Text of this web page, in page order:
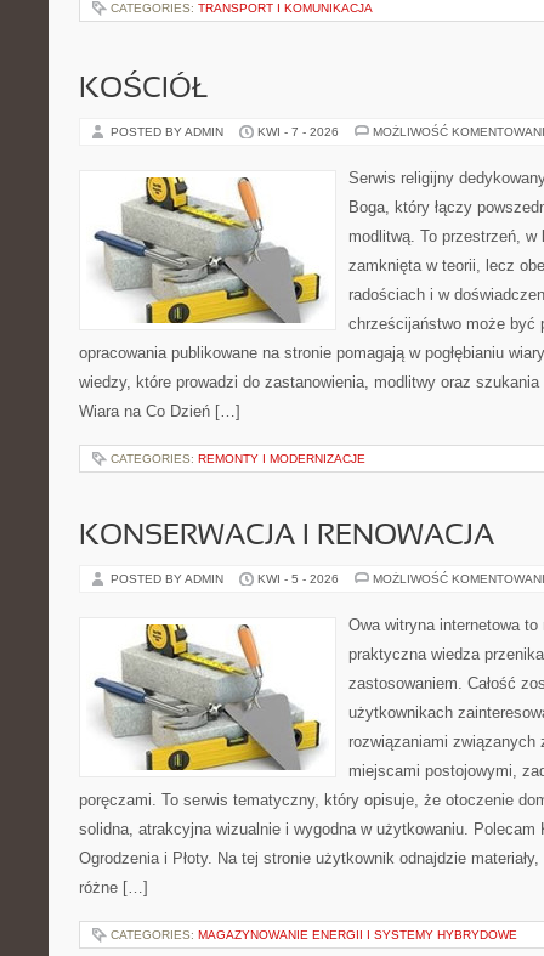
CATEGORIES: TRANSPORT I KOMUNIKACJA
KOŚCIÓŁ
POSTED BY ADMIN KWI - 7 - 2026 MOŻLIWOŚĆ
Serwis religijny
Boga, który łączy
modlitwą. To przestrzeń,
zamknięta w teorii, lecz
radościach i w
chrześcijaństwo może być
opracowania publikowane na stronie pomagają w pogłębianiu
wiedzy, które prowadzi do zastanowienia, modlitwy oraz
Wiara na Co Dzień […]
CATEGORIES: REMONTY I MODERNIZACJE
KONSERWACJA I RENOWACJA
POSTED BY ADMIN KWI - 5 - 2026 MOŻLIWOŚĆ
Owa witryna internetowa
praktyczna wiedza
zastosowaniem. Całość
użytkownikach
rozwiązaniami związanych
miejscami postojowymi,
poręczami. To serwis tematyczny, który opisuje, że otoczenie
solidna, atrakcyjna wizualnie i wygodna w użytkowaniu. Polecam
Ogrodzenia i Płoty. Na tej stronie użytkownik odnajdzie
różne […]
CATEGORIES: MAGAZYNOWANIE ENERGII I SYSTEMY HYBRYDOWE